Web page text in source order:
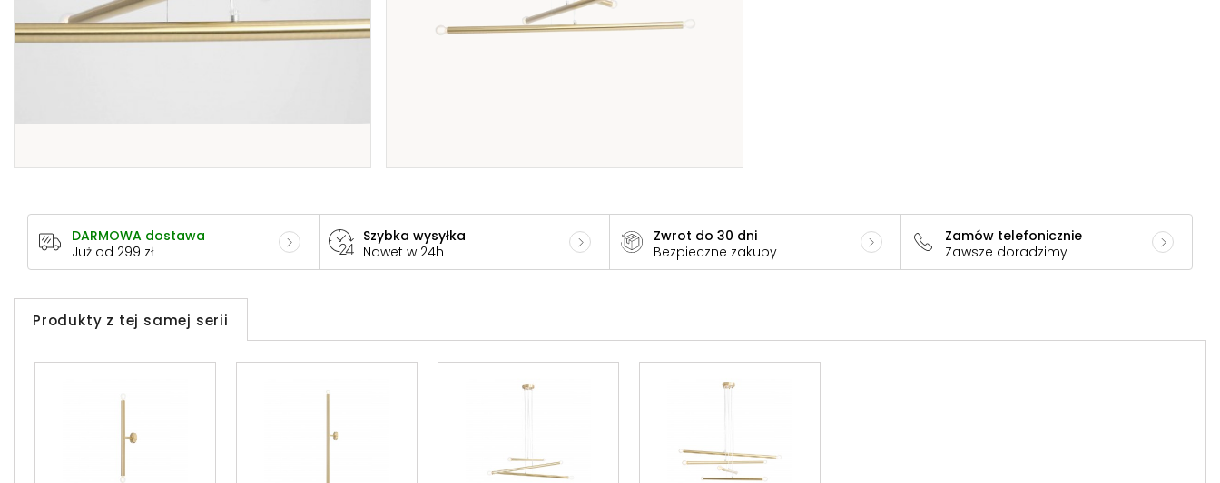
DARMOWA dostawa
Już od 299 zł
Szybka wysyłka
Nawet w 24h
Zwrot do 30 dni
Bezpieczne zakupy
Zamów telefonicznie
Zawsze doradzimy
Produkty z tej samej serii